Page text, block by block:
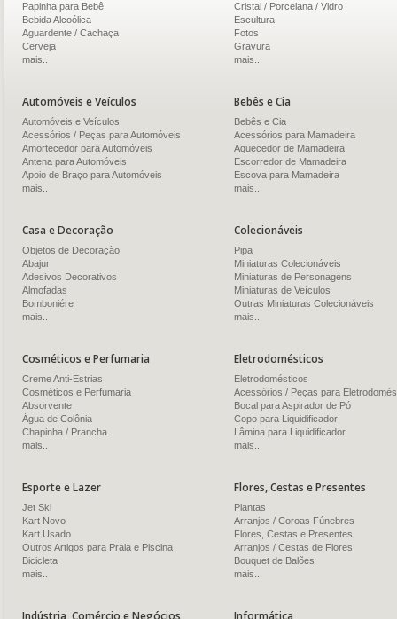
Papinha para Bebê
Bebida Alcoólica
Aguardente / Cachaça
Cerveja
mais..
Cristal / Porcelana / Vidro
Escultura
Fotos
Gravura
mais..
Automóveis e Veículos
Automóveis e Veículos
Acessórios / Peças para Automóveis
Amortecedor para Automóveis
Antena para Automóveis
Apoio de Braço para Automóveis
mais..
Bebês e Cia
Bebês e Cia
Acessórios para Mamadeira
Aquecedor de Mamadeira
Escorredor de Mamadeira
Escova para Mamadeira
mais..
Casa e Decoração
Objetos de Decoração
Abajur
Adesivos Decorativos
Almofadas
Bomboniére
mais..
Colecionáveis
Pipa
Miniaturas Colecionáveis
Miniaturas de Personagens
Miniaturas de Veículos
Outras Miniaturas Colecionáveis
mais..
Cosméticos e Perfumaria
Creme Anti-Estrias
Cosméticos e Perfumaria
Absorvente
Água de Colônia
Chapinha / Prancha
mais..
Eletrodomésticos
Eletrodomésticos
Acessórios / Peças para
Bocal para Aspirador de Pó
Copo para Liquidificador
Lâmina para Liquidificador
mais..
Esporte e Lazer
Jet Ski
Kart Novo
Kart Usado
Outros Artigos para Praia e Piscina
Bicicleta
mais..
Flores, Cestas e Presentes
Plantas
Arranjos / Coroas Fúnebres
Flores, Cestas e Presentes
Arranjos / Cestas de Flores
Bouquet de Balões
mais..
Indústria, Comércio e Negócios Informática